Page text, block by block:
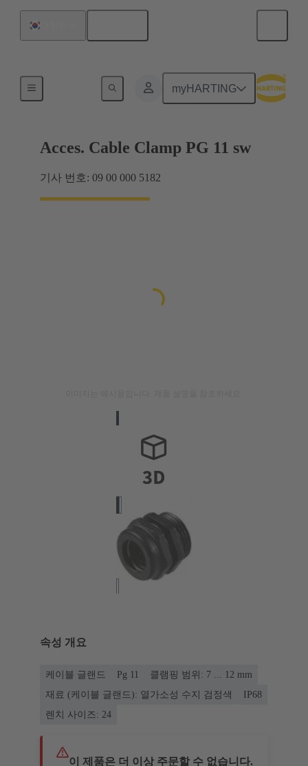
myHARTING
케이블 글랜드
Acces. Cable Clamp PG 11 sw
기사 번호: 09 00 000 5182
속성 개요
케이블 글랜드 Pg 11
클램핑 범위: 7 ... 12 mm
재료 (케이블 글랜드): 열가소성 수지 검정색
IP68
렌치 사이즈: 24
이 제품은 더 이상 주문할 수 없습니다.